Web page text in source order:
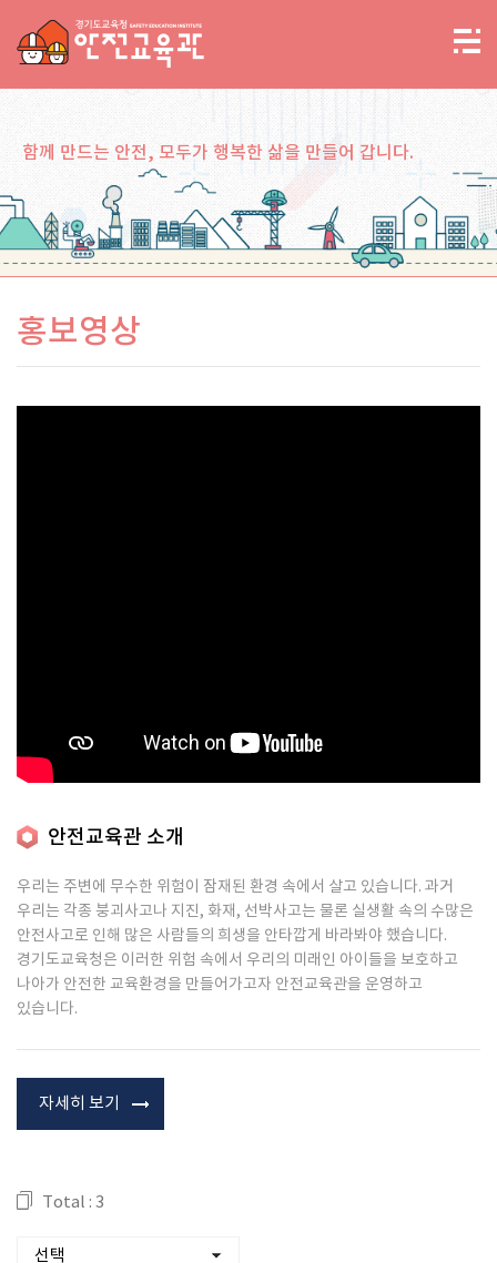
함께 만드는 안전, 모두가 행복한 삶을 만들어 갑니다.
홍보영상
안전교육관 소개
우리는 주변에 무수한 위험이 잠재된 환경 속에서 살고 있습니다. 과거
우리는 각종 붕괴사고나 지진, 화재, 선박사고는 물론 실생활 속의 수많은
안전사고로 인해 많은 사람들의 희생을 안타깝게 바라봐야 했습니다.
경기도교육청은 이러한 위험 속에서 우리의 미래인 아이들을 보호하고
나아가 안전한 교육환경을 만들어가고자 안전교육관을 운영하고
있습니다.
자세히 보기
Total : 3